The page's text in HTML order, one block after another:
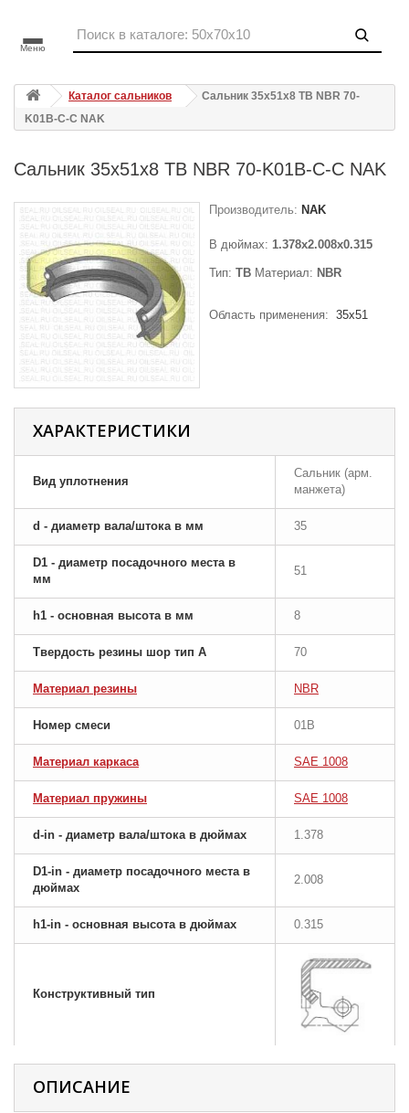
Меню
Каталог сальников
Сальник 35x51x8 TB NBR 70-
K01B-C-C NAK
Сальник 35x51x8 TB NBR 70-K01B-C-C NAK
Производитель: NAK
В дюймах: 1.378x2.008x0.315
Тип: TB Материал: NBR
Область применения: 35x51
ХАРАКТЕРИСТИКИ
Вид уплотнения
Сальник (арм.
манжета)
d - диаметр вала/штока в мм 35
D1 - диаметр посадочного места в
мм
51
h1 - основная высота в мм 8
Твердость резины шор тип A 70
Материал резины NBR
Номер смеси 01B
Материал каркаса SAE 1008
Материал пружины SAE 1008
d-in - диаметр вала/штока в дюймах 1.378
D1-in - диаметр посадочного места в
дюймах
2.008
h1-in - основная высота в дюймах 0.315
Конструктивный тип
ОПИСАНИЕ